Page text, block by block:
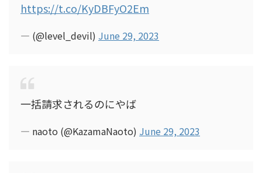
https://t.co/KyDBFyO2Em
— (@level_devil) June 29, 2023
一括請求されるのにやば
— naoto (@KazamaNaoto) June 29, 2023